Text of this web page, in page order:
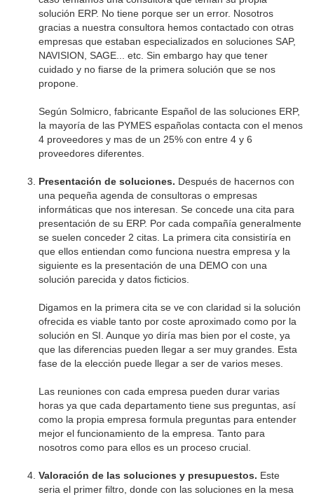
solución ERP. No tiene porque ser un error. Nosotros
gracias a nuestra consultora hemos contactado con otras
empresas que estaban especializados en soluciones SAP,
NAVISION, SAGE... etc. Sin embargo hay que tener
cuidado y no fiarse de la primera solución que se nos
propone.
Según Solmicro, fabricante Español de las soluciones ERP,
la mayoría de las PYMES españolas contacta con el menos
4 proveedores y mas de un 25% con entre 4 y 6
proveedores diferentes.
Presentación de soluciones. Después de hacernos con
una pequeña agenda de consultoras o empresas
informáticas que nos interesan. Se concede una cita para
presentación de su ERP. Por cada compañía generalmente
se suelen conceder 2 citas. La primera cita consistiría en
que ellos entiendan como funciona nuestra empresa y la
siguiente es la presentación de una DEMO con una
solución parecida y datos ficticios.
Digamos en la primera cita se ve con claridad si la solución
ofrecida es viable tanto por coste aproximado como por la
solución en SI. Aunque yo diría mas bien por el coste, ya
que las diferencias pueden llegar a ser muy grandes. Esta
fase de la elección puede llegar a ser de varios meses.
Las reuniones con cada empresa pueden durar varias
horas ya que cada departamento tiene sus preguntas, así
como la propia empresa formula preguntas para entender
mejor el funcionamiento de la empresa. Tanto para
nosotros como para ellos es un proceso crucial.
Valoración de las soluciones y presupuestos. Este
seria el primer filtro, donde con las soluciones en la mesa